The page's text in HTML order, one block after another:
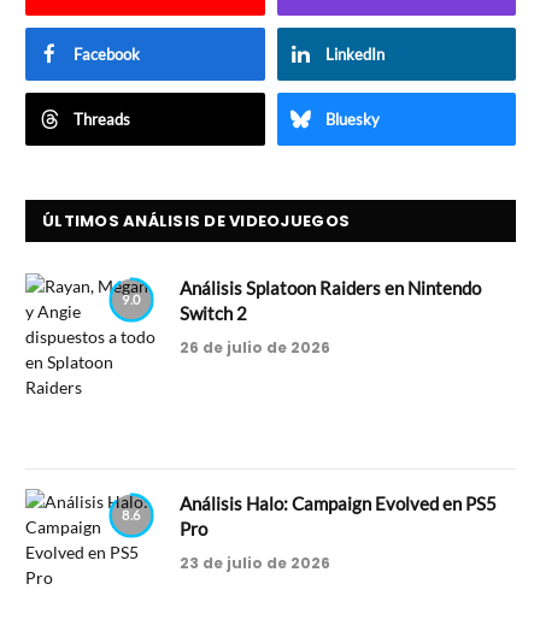
Facebook LinkedIn
Threads Bluesky
ÚLTIMOS ANÁLISIS DE VIDEOJUEGOS
9.0
Análisis Splatoon Raiders en Nintendo
Switch 2
26 de julio de 2026
8.6
Análisis Halo: Campaign Evolved en PS5
Pro
23 de julio de 2026